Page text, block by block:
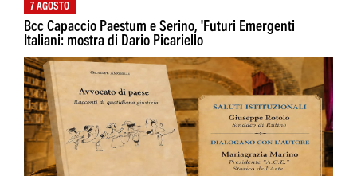
7 AGOSTO
Bcc Capaccio Paestum e Serino, 'Futuri Emergenti
Italiani: mostra di Dario Picariello